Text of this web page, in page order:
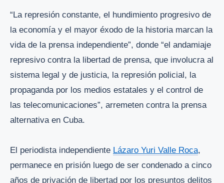
“La represión constante, el hundimiento progresivo de
la economía y el mayor éxodo de la historia marcan la
vida de la prensa independiente”, donde “el andamiaje
represivo contra la libertad de prensa, que involucra al
sistema legal y de justicia, la represión policial, la
propaganda por los medios estatales y el control de
las telecomunicaciones”, arremeten contra la prensa
alternativa en Cuba.
El periodista independiente Lázaro Yuri Valle Roca,
permanece en prisión luego de ser condenado a cinco
años de privación de libertad por los presuntos delitos